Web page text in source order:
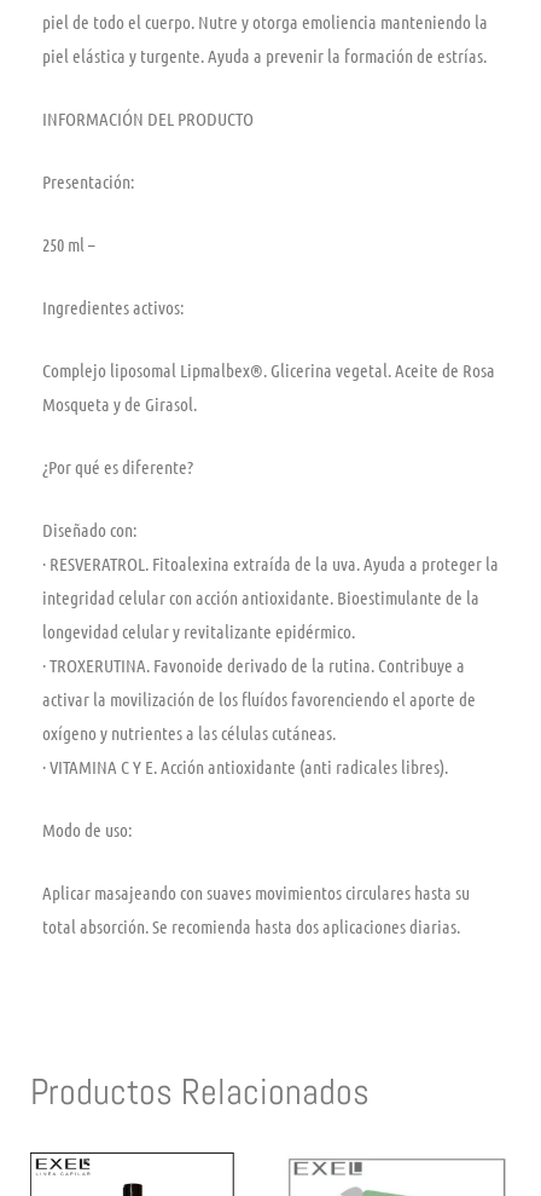
piel de todo el cuerpo. Nutre y otorga emoliencia manteniendo la
piel elástica y turgente. Ayuda a prevenir la formación de estrías.
INFORMACIÓN DEL PRODUCTO
Presentación:
250 ml –
Ingredientes activos:
Complejo liposomal Lipmalbex®. Glicerina vegetal. Aceite de Rosa
Mosqueta y de Girasol.
¿Por qué es diferente?
Diseñado con:
· RESVERATROL. Fitoalexina extraída de la uva. Ayuda a proteger la
integridad celular con acción antioxidante. Bioestimulante de la
longevidad celular y revitalizante epidérmico.
· TROXERUTINA. Favonoide derivado de la rutina. Contribuye a
activar la movilización de los fluídos favorenciendo el aporte de
oxígeno y nutrientes a las células cutáneas.
· VITAMINA C Y E. Acción antioxidante (anti radicales libres).
Modo de uso:
Aplicar masajeando con suaves movimientos circulares hasta su
total absorción. Se recomienda hasta dos aplicaciones diarias.
Productos Relacionados